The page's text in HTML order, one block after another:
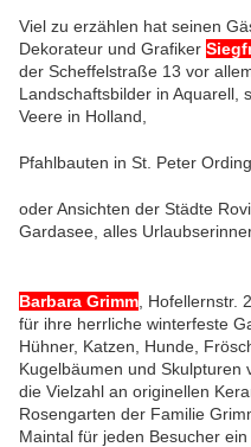
Viel zu erzählen hat seinen
Dekorateur und Grafiker
der Scheffelstraße 13 vor
Landschaftsbilder in Aquarell,
Veere in Holland,
Pfahlbauten in St. Peter Ording
oder Ansichten der Städte
Gardasee, alles
Barbara Grimm , Hofellernstr.
für ihre herrliche winterfeste
Hühner, Katzen, Hunde,
Kugelbäumen und Skulpturen
die Vielzahl an originellen
Rosengarten der Familie
Maintal für jeden Besucher